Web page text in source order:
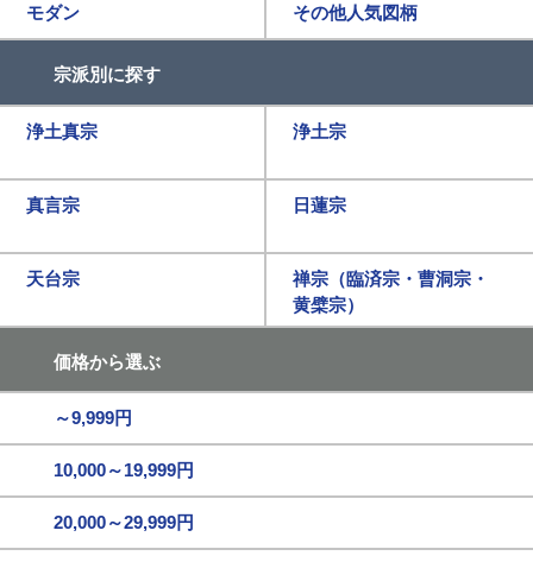
モダン その他人気図柄
宗派別に探す
浄土真宗 浄土宗
真言宗 日蓮宗
天台宗
禅宗（臨済宗・曹洞宗・
黄檗宗）
価格から選ぶ
～9,999円
10,000～19,999円
20,000～29,999円